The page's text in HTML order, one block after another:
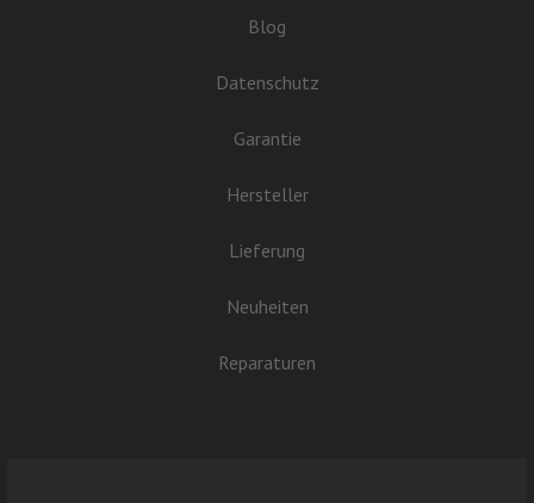
Blog
Datenschutz
Garantie
Hersteller
Lieferung
Neuheiten
Reparaturen